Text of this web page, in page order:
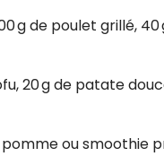
g de poulet grillé,
20 g de patate
pomme ou smoothie